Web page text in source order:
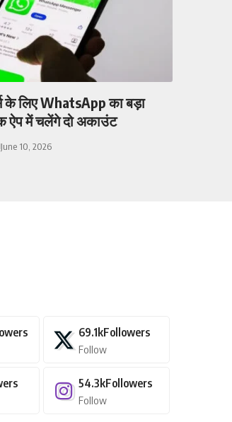
के लिए WhatsApp का बड़ा
में चलेंगे दो अकाउंट
June 10, 2026
69.1kFollowers
Follow
54.3kFollowers
Follow